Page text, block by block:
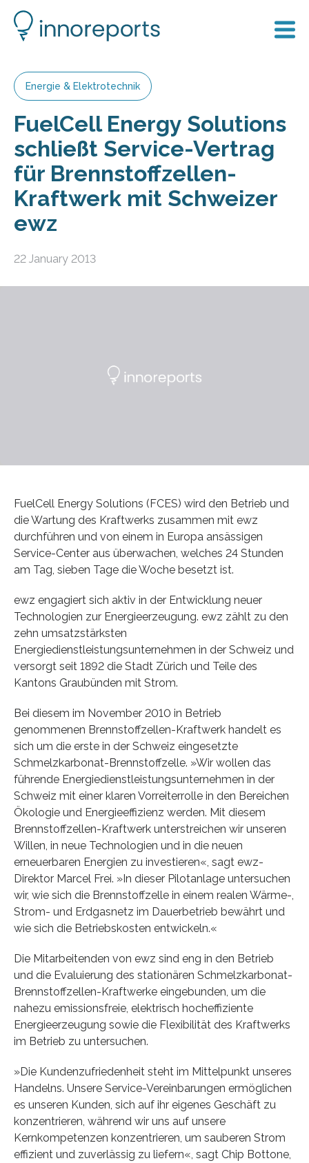
Energie & Elektrotechnik
FuelCell Energy Solutions
schließt Service-Vertrag
für Brennstoffzellen-
Kraftwerk mit Schweizer
ewz
22 January 2013
FuelCell Energy Solutions (FCES) wird den Betrieb und
die Wartung des Kraftwerks zusammen mit ewz
durchführen und von einem in Europa ansässigen
Service-Center aus überwachen, welches 24 Stunden
am Tag, sieben Tage die Woche besetzt ist.
ewz engagiert sich aktiv in der Entwicklung neuer
Technologien zur Energieerzeugung. ewz zählt zu den
zehn umsatzstärksten
Energiedienstleistungsunternehmen in der Schweiz und
versorgt seit 1892 die Stadt Zürich und Teile des
Kantons Graubünden mit Strom.
Bei diesem im November 2010 in Betrieb
genommenen Brennstoffzellen-Kraftwerk handelt es
sich um die erste in der Schweiz eingesetzte
Schmelzkarbonat-Brennstoffzelle. »Wir wollen das
führende Energiedienstleistungsunternehmen in der
Schweiz mit einer klaren Vorreiterrolle in den Bereichen
Ökologie und Energieeffizienz werden. Mit diesem
Brennstoffzellen-Kraftwerk unterstreichen wir unseren
Willen, in neue Technologien und in die neuen
erneuerbaren Energien zu investieren«, sagt ewz-
Direktor Marcel Frei. »In dieser Pilotanlage untersuchen
wir, wie sich die Brennstoffzelle in einem realen Wärme-,
Strom- und Erdgasnetz im Dauerbetrieb bewährt und
wie sich die Betriebskosten entwickeln.«
Die Mitarbeitenden von ewz sind eng in den Betrieb
und die Evaluierung des stationären Schmelzkarbonat-
Brennstoffzellen-Kraftwerke eingebunden, um die
nahezu emissionsfreie, elektrisch hocheffiziente
Energieerzeugung sowie die Flexibilität des Kraftwerks
im Betrieb zu untersuchen.
»Die Kundenzufriedenheit steht im Mittelpunkt unseres
Handelns. Unsere Service-Vereinbarungen ermöglichen
es unseren Kunden, sich auf ihr eigenes Geschäft zu
konzentrieren, während wir uns auf unsere
Kernkompetenzen konzentrieren, um sauberen Strom
effizient und zuverlässig zu liefern«, sagt Chip Bottone,